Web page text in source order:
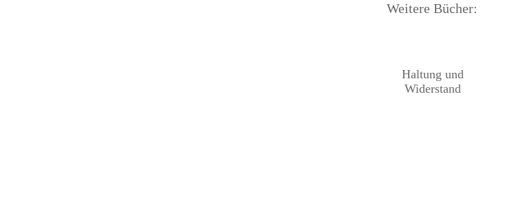
Weitere Bücher:
Haltung und
Widerstand